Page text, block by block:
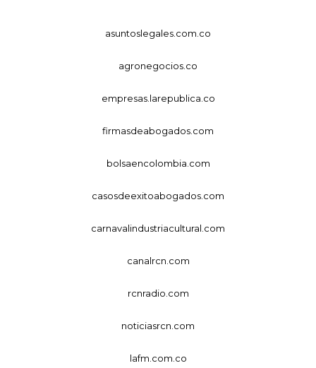
asuntoslegales.com.co
agronegocios.co
empresas.larepublica.co
firmasdeabogados.com
bolsaencolombia.com
casosdeexitoabogados.com
carnavalindustriacultural.com
canalrcn.com
rcnradio.com
noticiasrcn.com
lafm.com.co